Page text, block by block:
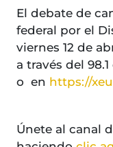
El debate de
federal por el
viernes 12 de
a través del
o en https://
Únete al canal